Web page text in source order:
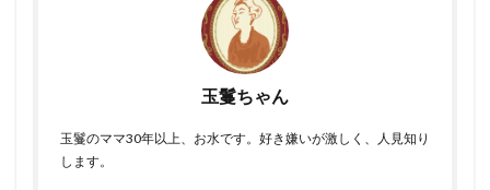
玉鬘ちゃん
玉鬘のママ30年以上、お水です。好き嫌いが激しく、人見知り
します。